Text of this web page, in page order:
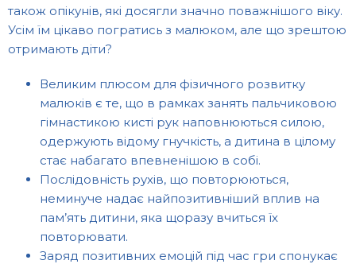
також опікунів, які досягли значно поважнішого віку.
Усім їм цікаво погратись з малюком, але що зрештою
отримають діти?
Великим плюсом для фізичного розвитку
малюків є те, що в рамках занять пальчиковою
гімнастикою кисті рук наповнюються силою,
одержують відому гнучкість, а дитина в цілому
стає набагато впевненішою в собі.
Послідовність рухів, що повторюються,
неминуче надає найпозитивніший вплив на
пам’ять дитини, яка щоразу вчиться їх
повторювати.
Заряд позитивних емоцій під час гри спонукає